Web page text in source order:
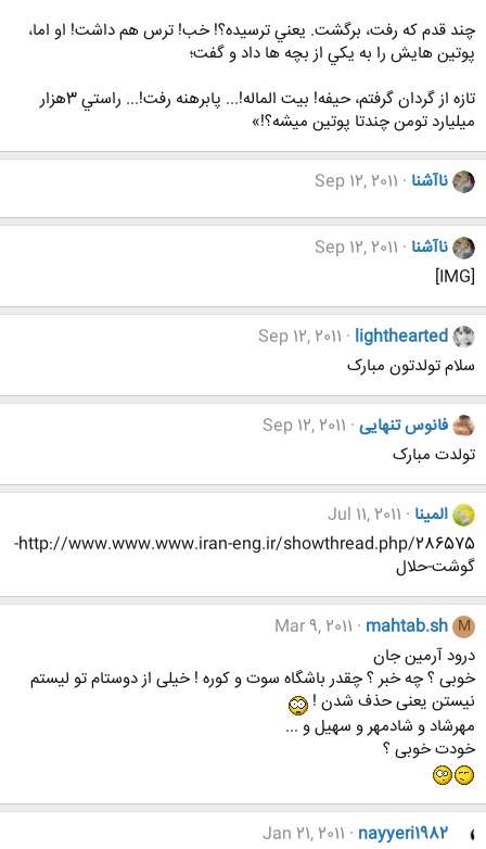
چند قدم كه رفت، برگشت. يعني ترسيده؟! خب! ترس هم داشت! او اما،
پوتين هايش را به يكي از بچه ها داد و گفت؛
تازه از گردان گرفتم، حيفه! بيت الماله!... پابرهنه رفت!... راستي 3هزار
ميليارد تومن چندتا پوتين ميشه؟!»
ناآشنا Sep 12, 2011
ناآشنا Sep 12, 2011
[IMG]
lighthearted
Sep 12, 2011
سلام تولدتون مبارک
فانوس تنهایی Sep 12, 2011
تولدت مبارک
المینا Jul 11, 2011
http://www.www.www.iran-eng.ir/showthread.php/286575-
گوشت-حلال
M
mahtab.sh
Mar 9, 2011
درود آرمین جان
خوبی ؟ چه خبر ؟ چقدر باشگاه سوت و کوره ! خیلی از دوستام تو لیستم
نیستن یعنی حذف شدن !
مهرشاد و شادمهر و سهیل و ...
خودت خوبی ؟
nayyeri1982
Jan 21, 2011